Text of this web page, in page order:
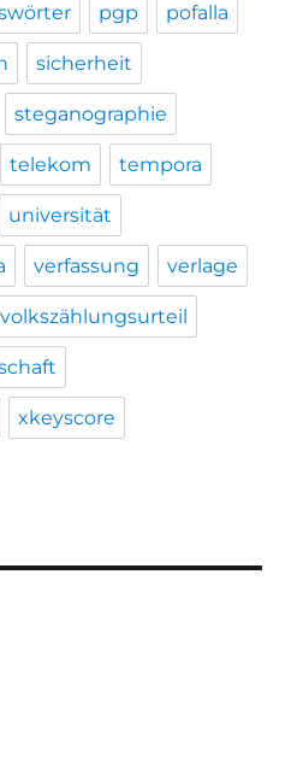
pgp pofalla
sicherheit
steganographie
telekom tempora
universität
verfassung verlage
volkszählungsurteil
xkeyscore